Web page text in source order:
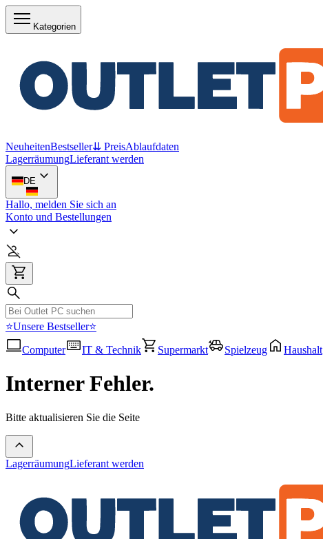
Kategorien
NeuheitenBestseller⇊ PreisAblaufdaten
LagerräumungLieferant werden
DE
Hallo, melden Sie sich an
Konto und Bestellungen
⭐Unsere Bestseller⭐
Computer
IT & Technik Supermarkt Spielzeug Haushalt
Interner Fehler.
Bitte aktualisieren Sie die Seite
LagerräumungLieferant werden